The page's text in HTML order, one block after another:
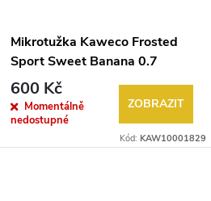
Mikrotužka Kaweco Frosted
Sport Sweet Banana 0.7
600 Kč
Momentálně
nedostupné
ZOBRAZIT
Kód: KAW10001829